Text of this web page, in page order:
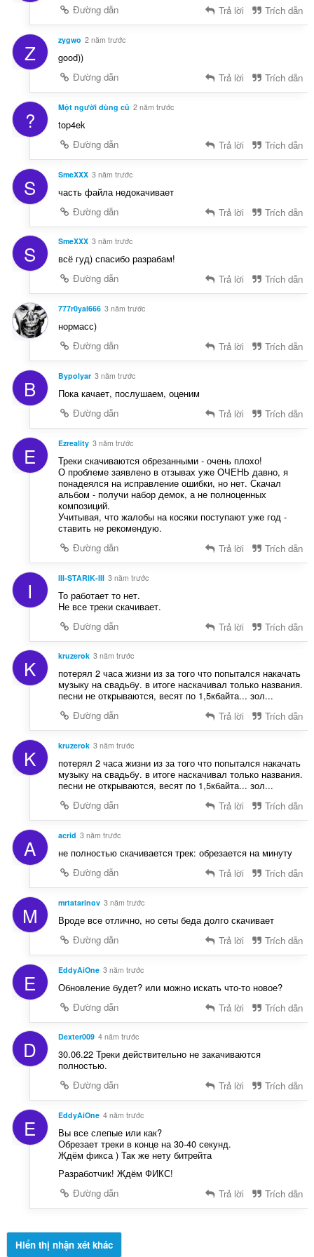
Đường dẫn Trả lời Trích dẫn
Z zygwo 2 năm trước
good))
Đường dẫn
Trả lời Trích dẫn
? Một người dùng cũ 2 năm trước
top4ek
Đường dẫn
Trả lời Trích dẫn
S SmeXXX 3 năm trước
часть файла недокачивает
Đường dẫn
Trả lời Trích dẫn
S SmeXXX 3 năm trước
всё гуд) спасибо разрабам!
Đường dẫn
Trả lời Trích dẫn
777r0yal666 3 năm trước
нормасс)
Đường dẫn
Trả lời Trích dẫn
B Bypolyar 3 năm trước
Пока качает, послушаем, оценим
Đường dẫn
Trả lời Trích dẫn
E Ezreality 3 năm trước
Треки скачиваются обрезанными - очень плохо!
О проблеме заявлено в отзывах уже ОЧЕНЬ давно, я
понадеялся на исправление ошибки, но нет. Скачал
альбом - получи набор демок, а не полноценных
композиций.
Учитывая, что жалобы на косяки поступают уже год -
ставить не рекомендую.
Đường dẫn
Trả lời Trích dẫn
I III-STARIK-III 3 năm trước
То работает то нет.
Не все треки скачивает.
Đường dẫn
Trả lời Trích dẫn
K kruzerok 3 năm trước
потерял 2 часа жизни из за того что попытался накачать
музыку на свадьбу. в итоге наскачивал только названия.
песни не открываются, весят по 1,5кбайта... зол...
Đường dẫn
Trả lời Trích dẫn
K kruzerok 3 năm trước
потерял 2 часа жизни из за того что попытался накачать
музыку на свадьбу. в итоге наскачивал только названия.
песни не открываются, весят по 1,5кбайта... зол...
Đường dẫn
Trả lời Trích dẫn
A acrid 3 năm trước
не полностью скачивается трек: обрезается на минуту
Đường dẫn
Trả lời Trích dẫn
M mrtatarinov 3 năm trước
Вроде все отлично, но сеты беда долго скачивает
Đường dẫn
Trả lời Trích dẫn
E EddyAiOne 3 năm trước
Обновление будет? или можно искать что-то новое?
Đường dẫn
Trả lời Trích dẫn
D Dexter009 4 năm trước
30.06.22 Треки действительно не закачиваются
полностью.
Đường dẫn
Trả lời Trích dẫn
E EddyAiOne 4 năm trước
Вы все слепые или как?
Обрезает треки в конце на 30-40 секунд.
Ждём фикса ) Так же нету битрейта
Разработчик! Ждём ФИКС!
Đường dẫn
Trả lời Trích dẫn
Hiển thị nhận xét khác